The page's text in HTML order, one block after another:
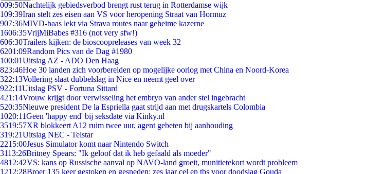
009:50Nachtelijk gebiedsverbod brengt rust terug in Rotterdamse wijk
109:39Iran stelt zes eisen aan VS voor heropening Straat van Hormuz
907:36MIVD-baas lekt via Strava routes naar geheime kazerne
1606:35VrijMiBabes #316 (not very sfw!)
606:30Trailers kijken: de bioscoopreleases van week 32
6201:09Random Pics van de Dag #1980
100:01Uitslag AZ - ADO Den Haag
823:46Hoe 30 landen zich voorbereiden op mogelijke oorlog met China en Noord-Korea
322:13Vollering slaat dubbelslag in Nice en neemt geel over
922:11Uitslag PSV - Fortuna Sittard
421:14Vrouw krijgt door verwisseling het embryo van ander stel ingebracht
520:35Nieuwe president De la Espriella gaat strijd aan met drugskartels Colombia
1020:11Geen 'happy end' bij seksdate via Kinky.nl
3519:57XR blokkeert A12 ruim twee uur, agent gebeten bij aanhouding
319:21Uitslag NEC - Telstar
2215:00Jesus Simulator komt naar Nintendo Switch
3113:26Britney Spears: "Ik geloof dat ik heb gefaald als moeder"
4812:42VS: kans op Russische aanval op NAVO-land groeit, munitietekort wordt probleem
1212:28Broer 135 keer gestoken en gesneden: zes jaar cel en tbs voor doodslag Gouda